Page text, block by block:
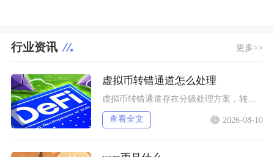
行业资讯 更多>>
虚拟币转错通道怎么处理
查看全文 2026-08-10